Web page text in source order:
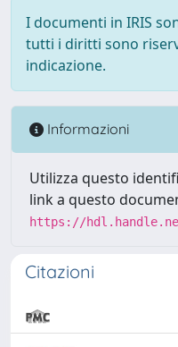
I documenti in IRIS
tutti i diritti sono
indicazione.
Informazioni
Utilizza questo
link a questo
https://
Citazioni